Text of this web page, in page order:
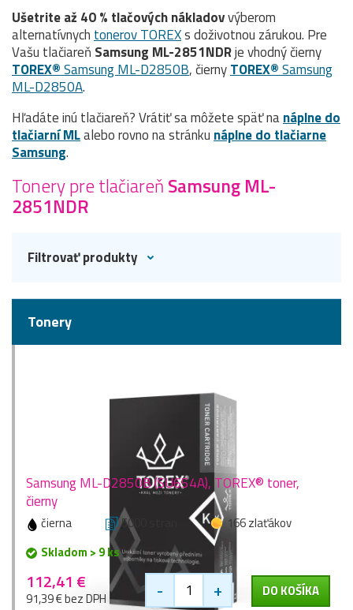
Ušetrite až 40 % tlačových nákladovvýberom
alternatívnychtonerov TOREXs doživotnou zárukou. Pre
Vašu tlačiareň Samsung ML-2851NDRje vhodný čierny
TOREX®Samsung ML-D2850B, čiernyTOREX®Samsung
ML-D2850A.
Hľadáte inú tlačiareň? Vrátiť sa môžete späť nanáplne do
tlačiarní MLalebo rovno na stránkunáplne do tlačiarne
Samsung.
Tonery pre tlačiareň Samsung ML-
2851NDR
Filtrovať produkty
Tonery
Samsung ML-D2850B (SU654A), TOREX® toner,
čierny
čierna 5000 stran
166 zlaťákov
Skladom > 9 ks
112,41 €
91,39 € bez DPH - + DO KOŠÍKA